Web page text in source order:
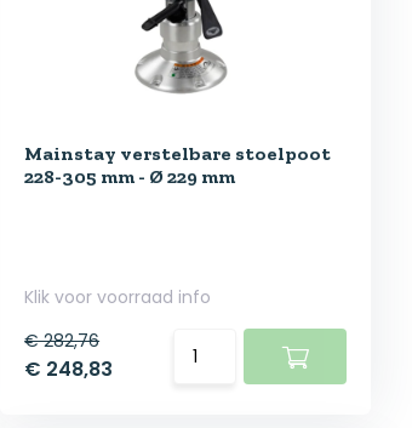
Mainstay verstelbare stoelpoot
228-305 mm - Ø 229 mm
Klik voor voorraad info
€ 282,76
€ 248,83